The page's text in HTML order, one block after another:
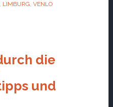
, LIMBURG, VENLO
die
und